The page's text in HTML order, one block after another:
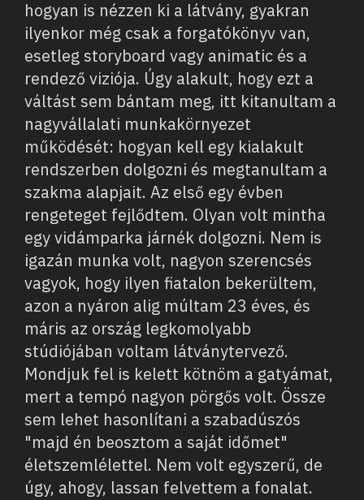
hogyan is nézzen ki a látvány, gyakran
ilyenkor még csak a forgatókönyv van,
esetleg storyboard vagy animatic és a
rendező viziója. Úgy alakult, hogy ezt a
váltást sem bántam meg, itt kitanultam a
nagyvállalati munkakörnyezet
működését: hogyan kell egy kialakult
rendszerben dolgozni és megtanultam a
szakma alapjait. Az első egy évben
rengeteget fejlődtem. Olyan volt mintha
egy vidámparka járnék dolgozni. Nem is
igazán munka volt, nagyon szerencsés
vagyok, hogy ilyen fiatalon bekerültem,
azon a nyáron alig múltam 23 éves, és
máris az ország legkomolyabb
stúdiójában voltam látványtervező.
Mondjuk fel is kelett kötnöm a gatyámat,
mert a tempó nagyon pörgős volt. Össze
sem lehet hasonlítani a szabadúszós
"majd én beosztom a saját időmet"
életszemlélettel. Nem volt egyszerű, de
úgy, ahogy, lassan felvettem a fonalat.